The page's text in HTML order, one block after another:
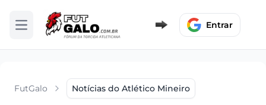
Abrir menu Entrar
FutGalo Notícias do Atlético Mineiro